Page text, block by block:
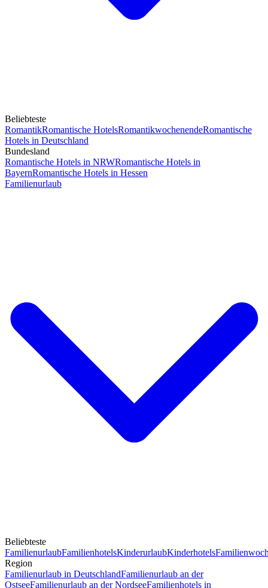
Beliebteste
RomantikRomantische HotelsRomantikwochenendeRomantische
Hotels in Deutschland
Bundesland
Romantische Hotels in NRWRomantische Hotels in
BayernRomantische Hotels in Hessen
Familienurlaub
Beliebteste
FamilienurlaubFamilienhotelsKinderurlaubKinderhotels
Region
Familienurlaub in DeutschlandFamilienurlaub an der
OstseeFamilienurlaub an der NordseeFamilienhotels in